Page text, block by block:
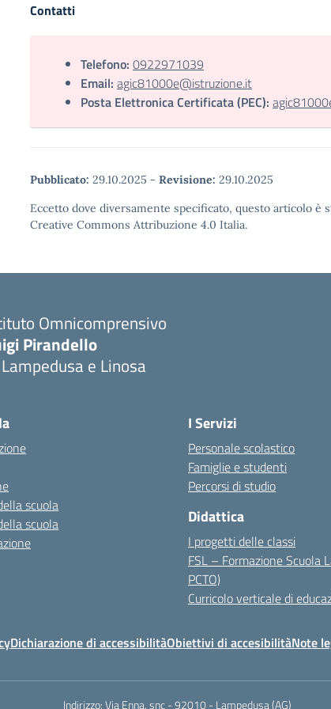
Contatti
Telefono: 0922971039
Email: agic81000e@istruzione.it
Posta Elettronica Certificata (PEC):
Pubblicato: 29.10.2025 - Revisione: 29.10.2025
Eccetto dove diversamente specificato, questo articolo è
Creative Commons Attribuzione 4.0 Italia.
Omnicomprensivo
Pirandello
e Linosa
scuola
scuola
I Servizi
Personale scolastico
Famiglie e studenti
Percorsi di studio
Didattica
I progetti delle classi
FSL – Formazione Scuola
PCTO)
Curricolo verticale di
Dichiarazione di accessibilitàObiettivi di accesibilitàNote
Indirizzo:Via Enna, snc - 92010 - Lampedusa (AG)